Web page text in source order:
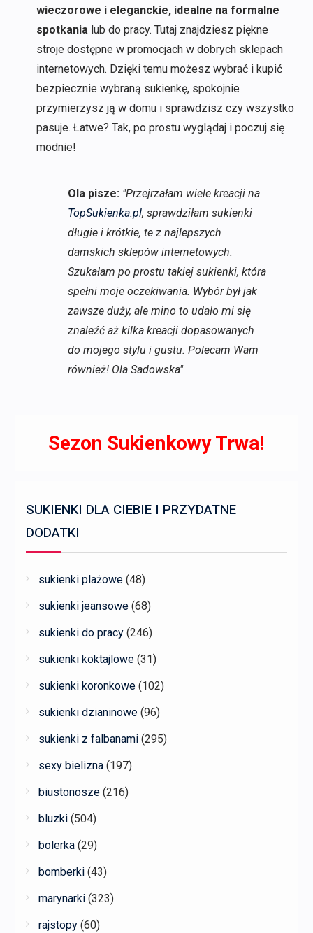
wieczorowe i eleganckie, idealne na formalne
spotkanialub do pracy. Tutaj znajdziesz piękne
stroje dostępne w promocjach w dobrych sklepach
internetowych. Dzięki temu możesz wybrać i kupić
bezpiecznie wybraną sukienkę, spokojnie
przymierzysz ją w domu i sprawdzisz czy wszystko
pasuje. Łatwe? Tak, po prostu wyglądaj i poczuj się
modnie!
Ola pisze: "Przejrzałam wiele kreacji na
TopSukienka.pl, sprawdziłam sukienki
długie i krótkie, te z najlepszych
damskich sklepów internetowych.
Szukałam po prostu takiej sukienki, która
spełni moje oczekiwania. Wybór był jak
zawsze duży, ale mino to udało mi się
znaleźć aż kilka kreacji dopasowanych
do mojego stylu i gustu. Polecam Wam
również! Ola Sadowska"
Sezon Sukienkowy Trwa!
SUKIENKI DLA CIEBIE I PRZYDATNE
DODATKI
sukienki plażowe (48)
sukienki jeansowe (68)
sukienki do pracy (246)
sukienki koktajlowe (31)
sukienki koronkowe (102)
sukienki dzianinowe (96)
sukienki z falbanami (295)
sexy bielizna (197)
biustonosze (216)
bluzki (504)
bolerka (29)
bomberki (43)
marynarki (323)
rajstopy (60)